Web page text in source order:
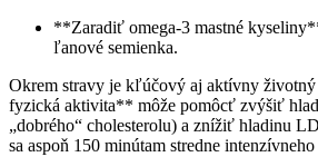
**Zaradiť omega-3 mastné
ľanové semienka.
Okrem stravy je kľúčový aj aktívny
fyzická aktivita** môže pomôcť zvýšiť
„dobrého“ cholesterolu) a znížiť hladinu
sa aspoň 150 minútam stredne